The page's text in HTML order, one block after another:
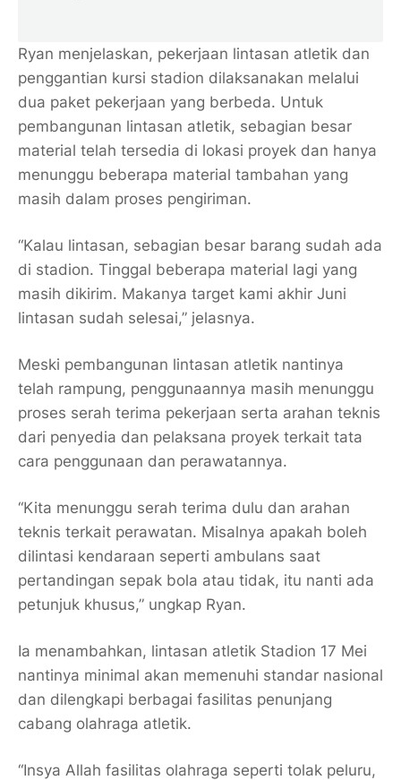
Ryan menjelaskan, pekerjaan lintasan atletik dan
penggantian kursi stadion dilaksanakan melalui
dua paket pekerjaan yang berbeda. Untuk
pembangunan lintasan atletik, sebagian besar
material telah tersedia di lokasi proyek dan hanya
menunggu beberapa material tambahan yang
masih dalam proses pengiriman.
“Kalau lintasan, sebagian besar barang sudah ada
di stadion. Tinggal beberapa material lagi yang
masih dikirim. Makanya target kami akhir Juni
lintasan sudah selesai,” jelasnya.
Meski pembangunan lintasan atletik nantinya
telah rampung, penggunaannya masih menunggu
proses serah terima pekerjaan serta arahan teknis
dari penyedia dan pelaksana proyek terkait tata
cara penggunaan dan perawatannya.
“Kita menunggu serah terima dulu dan arahan
teknis terkait perawatan. Misalnya apakah boleh
dilintasi kendaraan seperti ambulans saat
pertandingan sepak bola atau tidak, itu nanti ada
petunjuk khusus,” ungkap Ryan.
Ia menambahkan, lintasan atletik Stadion 17 Mei
nantinya minimal akan memenuhi standar nasional
dan dilengkapi berbagai fasilitas penunjang
cabang olahraga atletik.
“Insya Allah fasilitas olahraga seperti tolak peluru,